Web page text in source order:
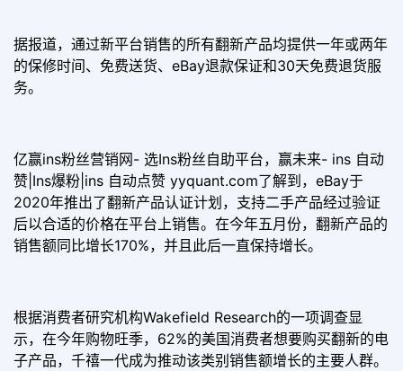
据报道，通过新平台销售的所有翻新产品均提供一年或两年
的保修时间、免费送货、eBay退款保证和30天免费退货服
务。
亿赢ins粉丝营销网- 选Ins粉丝自助平台，赢未来- ins 自动
赞|Ins爆粉|ins 自动点赞 yyquant.com了解到，eBay于
2020年推出了翻新产品认证计划，支持二手产品经过验证
后以合适的价格在平台上销售。在今年五月份，翻新产品的
销售额同比增长170%，并且此后一直保持增长。
根据消费者研究机构Wakefield Research的一项调查显
示，在今年购物旺季，62%的美国消费者想要购买翻新的电
子产品，千禧一代成为推动该类别销售额增长的主要人群。